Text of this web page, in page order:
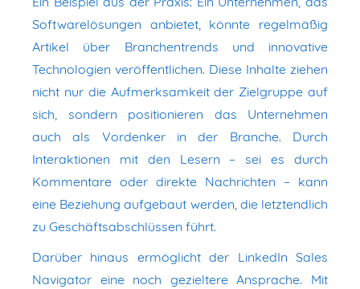
Softwarelösungen anbietet, könnte regelmäßig
Artikel über Branchentrends und innovative
Technologien veröffentlichen. Diese Inhalte ziehen
nicht nur die Aufmerksamkeit der Zielgruppe auf
sich, sondern positionieren das Unternehmen
auch als Vordenker in der Branche. Durch
Interaktionen mit den Lesern – sei es durch
Kommentare oder direkte Nachrichten – kann
eine Beziehung aufgebaut werden, die letztendlich
zu Geschäftsabschlüssen führt.
Darüber hinaus ermöglicht der LinkedIn Sales
Navigator eine noch gezieltere Ansprache. Mit